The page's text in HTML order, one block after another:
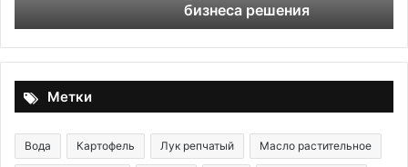
Метки
Вода Картофель Лук репчатый Масло растительное